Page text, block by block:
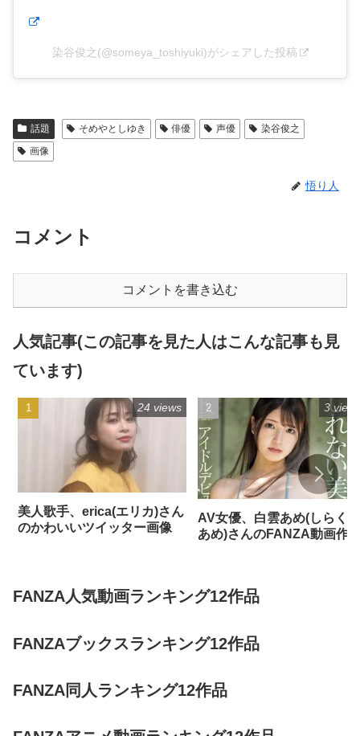
染谷俊之(@someya_toshiyuki)がシェアした投稿
話題 そめやとしゆき 俳優 声優
染谷俊之
画像
悟り人
コメント
コメントを書き込む
人気記事(この記事を見た人はこんな記事も見
ています)
美人歌手、erica(エリカ)さん
のかわいいツイッター画像
24 views
AV女優、白雲あめ(しらくも
あめ)さんのFANZA動画作
3
FANZA人気動画ランキング12作品
FANZAブックスランキング12作品
FANZA同人ランキング12作品